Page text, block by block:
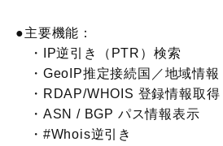
●主要機能：
・IP逆引き（PTR）検索
・GeoIP推定接続国／地域情報
・RDAP/WHOIS 登録情報取得
・ASN / BGP パス情報表示
・#Whois逆引き